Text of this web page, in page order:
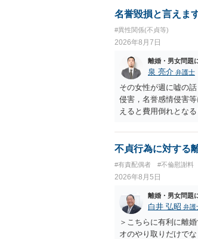
名誉毀損と言えま
#異性関係(不貞等)
2026年8月7日
離婚・男女問題
泉 亮介 弁護士
その女性が週に嘘の
侵害，名誉感情侵害
えると費用倒れとな
不貞行為に対する
#有責配偶者 #不倫慰謝料
2026年8月5日
離婚・男女問題
白井 弘昭 弁護
＞こちらに有利に離
オのやり取りだけで